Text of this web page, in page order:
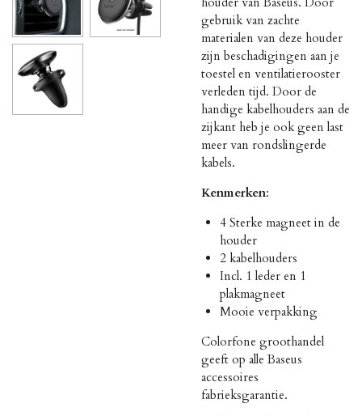
gebruik van zachte
materialen van deze houder
zijn beschadigingen aan je
toestel en ventilatierooster
verleden tijd. Door de
handige kabelhouders aan de
zijkant heb je ook geen last
meer van rondslingerde
kabels.
Kenmerken:
4 Sterke magneet in de
houder
2 kabelhouders
Incl. 1 leder en 1
plakmagneet
Mooie verpakking
Colorfone groothandel
geeft op alle Baseus
accessoires
fabrieksgarantie.